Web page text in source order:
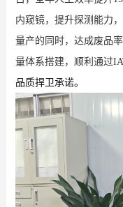
内窥镜，提升探测能力
量产的同时，达成废品
量体系搭建，顺利通过
品质捍卫承诺。